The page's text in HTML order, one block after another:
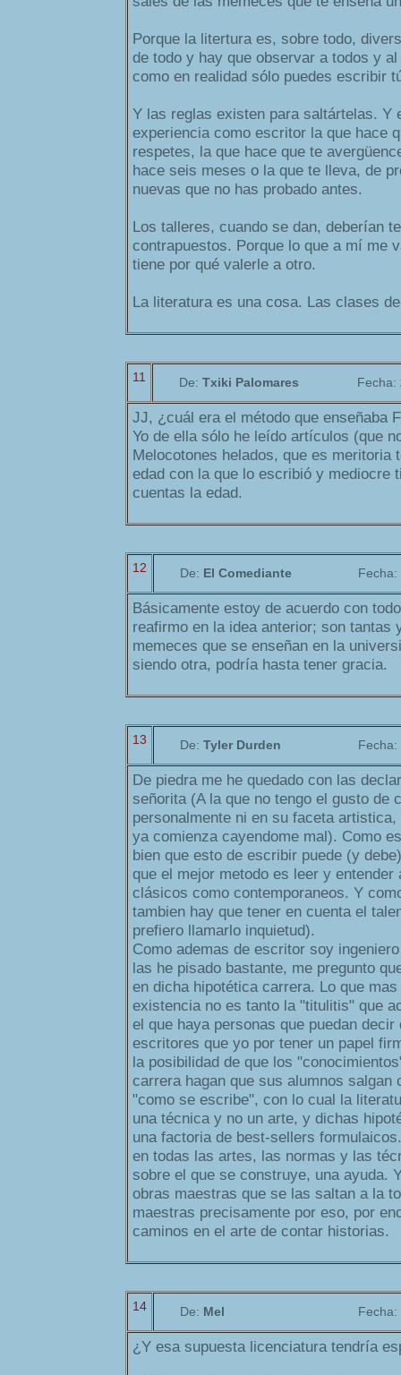
Porque la litertura es, sobre todo,
de todo y hay que observar a todos y
como en realidad sólo puedes escribir
Y las reglas existen para saltártelas. Y
experiencia como escritor la que hace
respetes, la que hace que te
hace seis meses o la que te lleva, de
nuevas que no has probado antes.
Los talleres, cuando se dan, deberían
contrapuestos. Porque lo que a mí me
tiene por qué valerle a otro.
La literatura es una cosa. Las clases
11 De: Txiki Palomares Fecha:
JJ, ¿cuál era el método que enseñaba
Yo de ella sólo he leído artículos (que
Melocotones helados, que es meritoria
edad con la que lo escribió y mediocre
cuentas la edad.
12 De: El Comediante Fecha:
Básicamente estoy de acuerdo con
reafirmo en la idea anterior; son tantas
memeces que se enseñan en la
siendo otra, podría hasta tener gracia.
13 De: Tyler Durden Fecha:
De piedra me he quedado con las
señorita (A la que no tengo el gusto de
personalmente ni en su faceta
ya comienza cayendome mal). Como
bien que esto de escribir puede (y
que el mejor metodo es leer y
clásicos como contemporaneos. Y
tambien hay que tener en cuenta el
prefiero llamarlo inquietud).
Como ademas de escritor soy
las he pisado bastante, me pregunto
en dicha hipotética carrera. Lo que
existencia no es tanto la "titulitis" que
el que haya personas que puedan decir
escritores que yo por tener un papel
la posibilidad de que los
carrera hagan que sus alumnos salgan
"como se escribe", con lo cual la
una técnica y no un arte, y dichas
una factoria de best-sellers
en todas las artes, las normas y las
sobre el que se construye, una ayuda.
obras maestras que se las saltan a la
maestras precisamente por eso, por
caminos en el arte de contar historias.
14 De: Mel Fecha:
¿Y esa supuesta licenciatura tendría